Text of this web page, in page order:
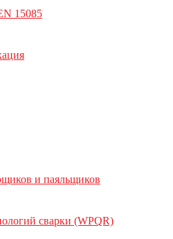
15085
и паяльщиков
сварки (WPQR)